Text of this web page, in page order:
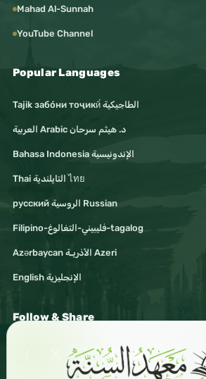
Mahad Al-Sunnah
YouTube Channel
Popular Languages
Tajik забо́ни тоҷикӣ́ الطاجيكية
د. هيثم سرحان Arabic العربية
Bahasa Indonesia الإندونيسية
Thai التايلندية ไทย
русский الروسية Russian
Filipino-فليبيني-التغالوغ-tagalog
Azərbaycan الأذريـة Azeri
English الإنجليزية
Follow & Share